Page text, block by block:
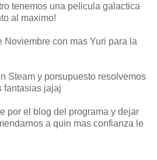
tenemos una pelicula galactica
al maximo!
Noviembre con mas Yuri para la
Steam y porsupuesto resolvemos
fantasias jajaj
por el blog del programa y dejar
a quin mas confianza le